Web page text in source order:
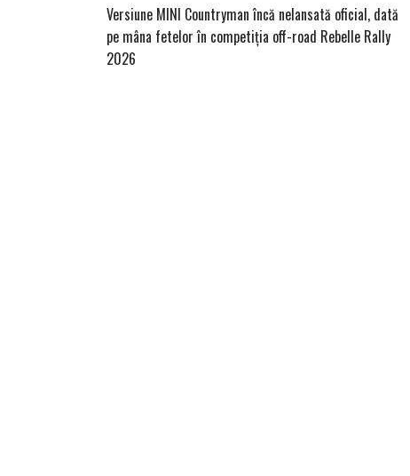
Versiune MINI Countryman încă nelansată oficial, dată
pe mâna fetelor în competiția off-road Rebelle Rally
2026